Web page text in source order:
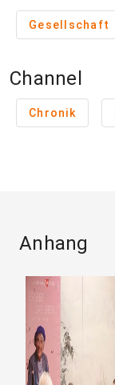
Gesellschaft
Channel
Chronik
Anhang